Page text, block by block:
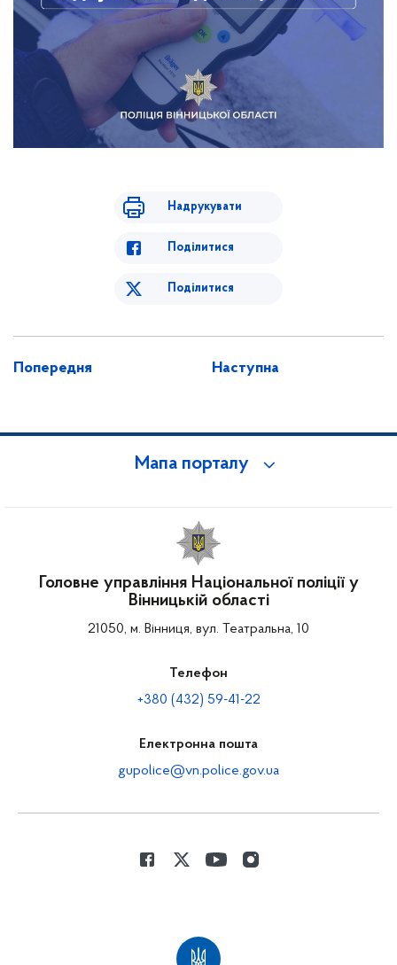
Надрукувати
Поділитися
Поділитися
Попередня Наступна
Мапа порталу
Головне управління Національної поліції у
Вінницькій області
21050, м. Вінниця, вул. Театральна, 10
Телефон
+380 (432) 59-41-22
Електронна пошта
gupolice@vn.police.gov.ua